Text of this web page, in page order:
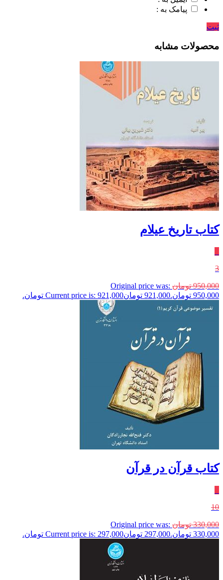
پیامک به :
ثبت
محصولات مشابه
کتاب تاریخ عیلام
3
950,000 تومان Original price was:
950,000 تومان.
921,000 تومانCurrent price is: 921,000 تومان.
کتاب قرآن در قرآن
10
330,000 تومان Original price was:
330,000 تومان.
297,000 تومانCurrent price is: 297,000 تومان.